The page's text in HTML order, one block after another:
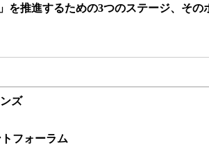
を推進するための3つのステージ、その
ズ
フォーラム